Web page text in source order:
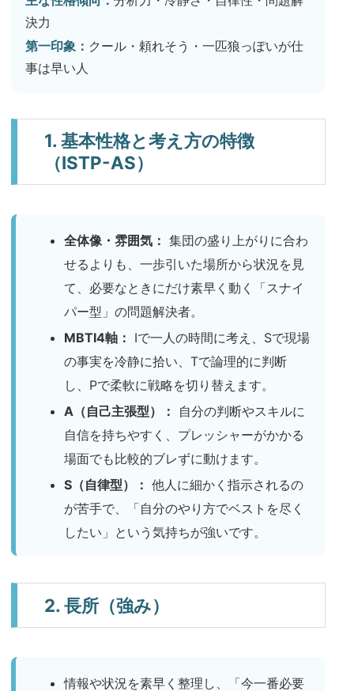
決力
第一印象： クール・頼れそう・一匹狼っぽいが仕
事は早い人
1. 基本性格と考え方の特徴
（ISTP-AS）
全体像・雰囲気： 集団の盛り上がりに合わ
せるよりも、一歩引いた場所から状況を見
て、必要なときにだけ素早く動く「スナイ
パー型」の問題解決者。
MBTI4軸： Iで一人の時間に考え、Sで現場
の事実を冷静に拾い、Tで論理的に判断
し、Pで柔軟に戦略を切り替えます。
A（自己主張型）：
自分の判断やスキルに
自信を持ちやすく、プレッシャーがかかる
場面でも比較的ブレずに動けます。
S（自律型）： 他人に細かく指示されるの
が苦手で、「自分のやり方でベストを尽く
したい」という気持ちが強いです。
2. 長所（強み）
情報や状況を素早く整理し、「今一番必要